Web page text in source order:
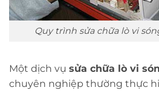
Quy trình sửa chữa lò vi
Một dịch vụ sửa chữa lò vi
chuyên nghiệp thường thực